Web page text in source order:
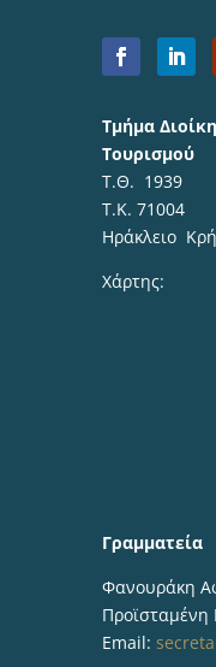
Τμήμα
Τουρισμού
Τ.Θ. 1939
Τ.Κ. 71004
Ηράκλειο
Χάρτης:
Γραμματεία
Φανουράκη
Προϊσταμένη
Email: